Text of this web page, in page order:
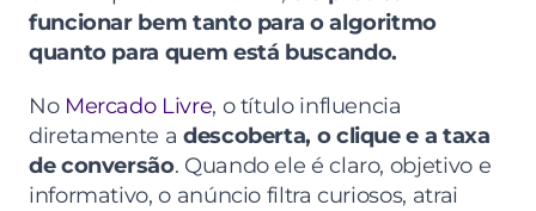
funcionar bem tanto para o algoritmo
quanto para quem está buscando.
No Mercado Livre, o título influencia
diretamente a descoberta, o clique e a taxa
de conversão. Quando ele é claro, objetivo e
informativo, o anúncio filtra curiosos, atrai